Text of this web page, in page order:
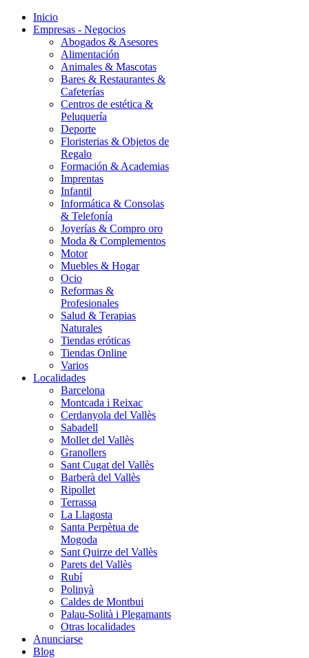
Inicio
Empresas - Negocios
Abogados & Asesores
Alimentación
Animales & Mascotas
Bares & Restaurantes &
Cafeterías
Centros de estética &
Peluquería
Deporte
Floristerias & Objetos de
Regalo
Formación & Academias
Imprentas
Infantil
Informática & Consolas
& Telefonía
Joyerías & Compro oro
Moda & Complementos
Motor
Muebles & Hogar
Ocio
Reformas &
Profesionales
Salud & Terapias
Naturales
Tiendas eróticas
Tiendas Online
Varios
Localidades
Barcelona
Montcada i Reixac
Cerdanyola del Vallès
Sabadell
Mollet del Vallès
Granollers
Sant Cugat del Vallès
Barberà del Vallès
Ripollet
Terrassa
La Llagosta
Santa Perpètua de
Mogoda
Sant Quirze del Vallès
Parets del Vallès
Rubí
Polinyà
Caldes de Montbui
Palau-Solità i Plegamants
Otras localidades
Anunciarse
Blog